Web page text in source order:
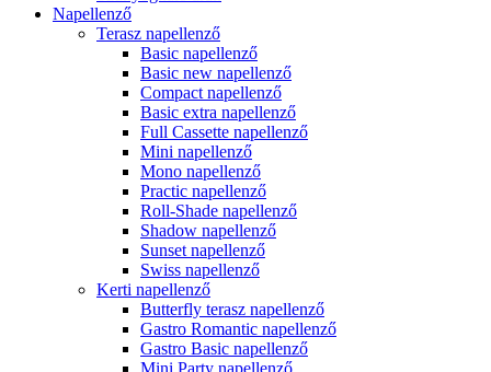
Napellenző
Terasz napellenző
Basic napellenző
Basic new napellenző
Compact napellenző
Basic extra napellenző
Full Cassette napellenző
Mini napellenző
Mono napellenző
Practic napellenző
Roll-Shade napellenző
Shadow napellenző
Sunset napellenző
Swiss napellenző
Kerti napellenző
Butterfly terasz napellenző
Gastro Romantic napellenző
Gastro Basic napellenző
Mini Party napellenző